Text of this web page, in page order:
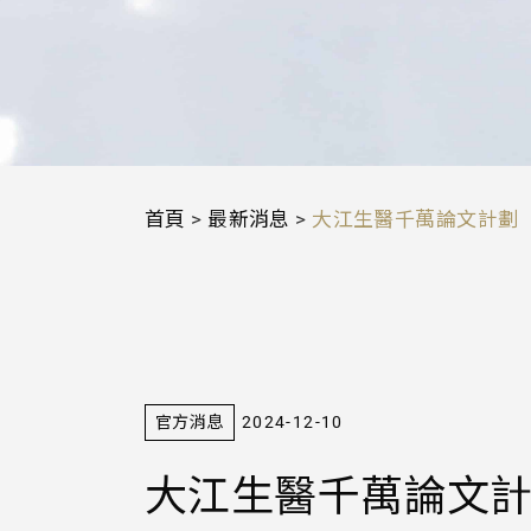
首頁 > 最新消息 > 大江生醫千萬論文計劃
官方消息 2024-12-10
大江生醫千萬論文